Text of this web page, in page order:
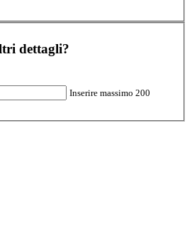
dettagli?
Inserire massimo 200